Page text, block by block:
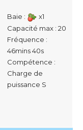
Baie :
x1
Capacité max : 20
Fréquence :
46mins 40s
Compétence :
Charge de
puissance S